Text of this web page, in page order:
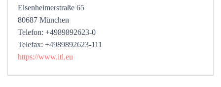
Elsenheimerstraße 65
80687 München
Telefon: +4989892623-0
Telefax: +4989892623-111
https://www.itl.eu